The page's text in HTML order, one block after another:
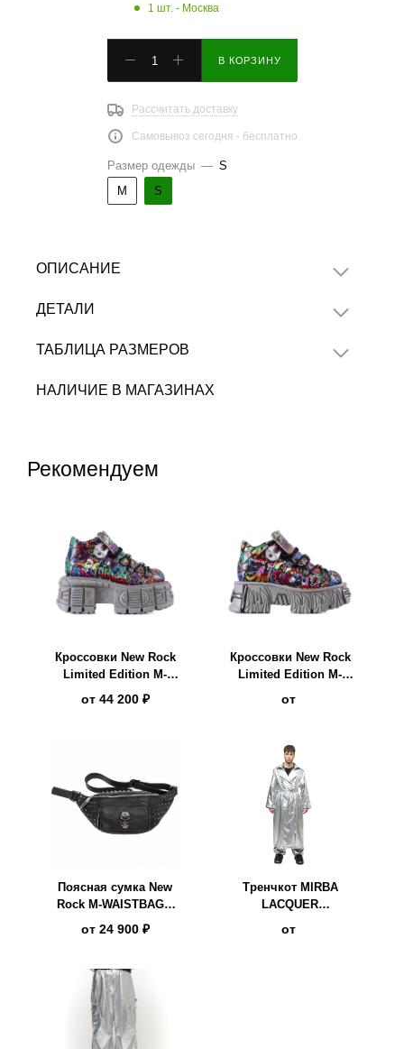
1 шт. - Москва
В КОРЗИНУ
Рассчитать доставку
Самовывоз сегодня - бесплатно
Размер одежды — S
M
S
ОПИСАНИЕ
ДЕТАЛИ
ТАБЛИЦА РАЗМЕРОВ
НАЛИЧИЕ В МАГАЗИНАХ
Рекомендуем
Кроссовки New Rock
Limited Edition M-
от 44 200 ₽
Кроссовки New Rock
Limited Edition M-
от
Поясная сумка New
Rock M-WAISTBAG3-
от 24 900 ₽
Тренчкот MIRBA
LACQUER
от